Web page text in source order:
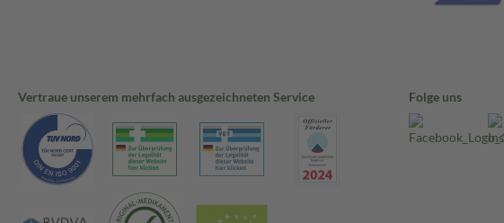
Vertraue unserem mehrfach ausgezeichneten Service Folge uns